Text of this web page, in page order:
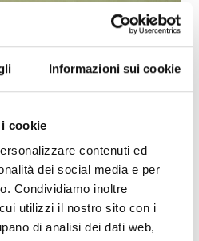
Informazioni sui cookie
cookie
contenuti ed
dei social media e per
Condividiamo inoltre
utilizzi il nostro sito con i
di analisi dei dati web,
AL PONTE